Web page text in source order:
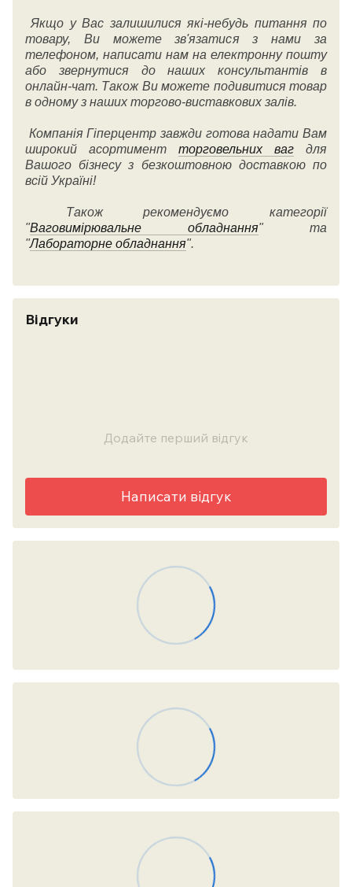
Якщо у Вас залишилися які-небудь питання по
товару, Ви можете зв'язатися з нами за
телефоном, написати нам на електронну пошту
або звернутися до наших консультантів в
онлайн-чат. Також Ви можете подивитися товар
в одному з наших торгово-виставкових залів.
Компанія Гіперцентр завжди готова надати Вам
широкий асортимент торговельних ваг для
Вашого бізнесу з безкоштовною доставкою по
всій Україні!
Також рекомендуємо категорії
"Ваговимірювальне обладнання" та
"Лабораторне обладнання".
Відгуки
Додайте перший відгук
Написати відгук